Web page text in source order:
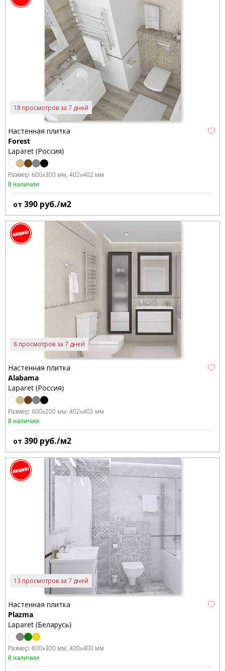
18 просмотров за 7 дней
Настенная плитка
Forest
Laparet (Россия)
Размер: 600x300 мм 402x402 мм
В наличии
от 390 руб./м2
8 просмотров за 7 дней
Настенная плитка
Alabama
Laparet (Россия)
Размер: 600x200 мм 402x402 мм
В наличии
от 390 руб./м2
13 просмотров за 7 дней
Настенная плитка
Plazma
Laparet (Беларусь)
Размер: 600x300 мм 400x400 мм
В наличии